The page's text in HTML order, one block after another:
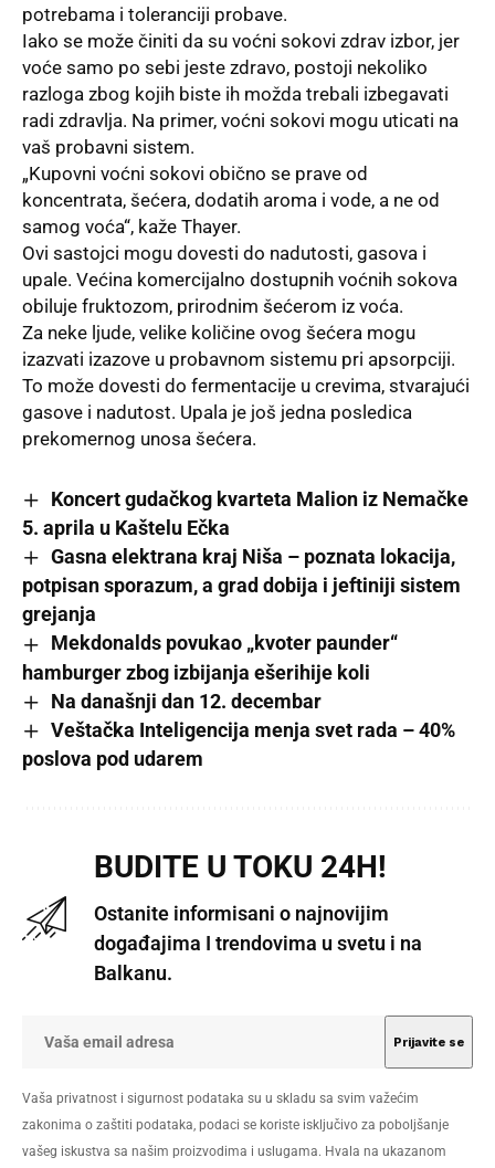
potrebama i toleranciji probave.
Iako se može činiti da su voćni sokovi zdrav izbor, jer
voće samo po sebi jeste zdravo, postoji nekoliko
razloga zbog kojih biste ih možda trebali izbegavati
radi zdravlja. Na primer, voćni sokovi mogu uticati na
vaš probavni sistem.
„Kupovni voćni sokovi obično se prave od
koncentrata, šećera, dodatih aroma i vode, a ne od
samog voća“, kaže Thayer.
Ovi sastojci mogu dovesti do nadutosti, gasova i
upale. Većina komercijalno dostupnih voćnih sokova
obiluje fruktozom, prirodnim šećerom iz voća.
Za neke ljude, velike količine ovog šećera mogu
izazvati izazove u probavnom sistemu pri apsorpciji.
To može dovesti do fermentacije u crevima, stvarajući
gasove i nadutost. Upala je još jedna posledica
prekomernog unosa šećera.
Koncert gudačkog kvarteta Malion iz Nemačke
5. aprila u Kaštelu Ečka
Gasna elektrana kraj Niša – poznata lokacija,
potpisan sporazum, a grad dobija i jeftiniji sistem
grejanja
Mekdonalds povukao „kvoter paunder“
hamburger zbog izbijanja ešerihije koli
Na današnji dan 12. decembar
Veštačka Inteligencija menja svet rada – 40%
poslova pod udarem
BUDITE U TOKU 24H!
Ostanite informisani o najnovijim
događajima I trendovima u svetu i na
Balkanu.
Vaša privatnost i sigurnost podataka su u skladu sa svim važećim
zakonima o zaštiti podataka, podaci se koriste isključivo za poboljšanje
vašeg iskustva sa našim proizvodima i uslugama. Hvala na ukazanom